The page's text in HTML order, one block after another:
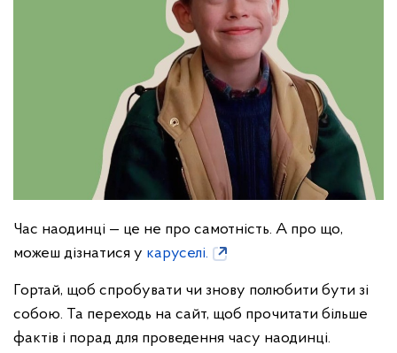
Час наодинці — це не про самотність. А про що,
можеш дізнатися у каруселі.
Гортай, щоб спробувати чи знову полюбити бути зі
собою. Та переходь на сайт, щоб прочитати більше
фактів і порад для проведення часу наодинці.